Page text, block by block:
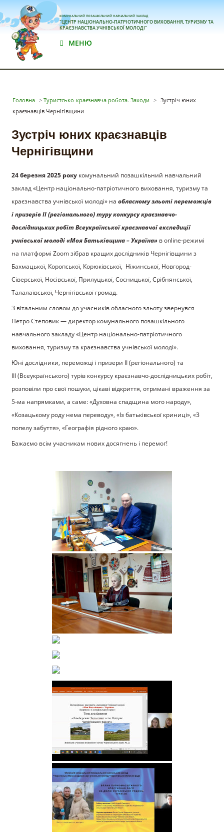
КОМУНАЛЬНИЙ ПОЗАШКІЛЬНИЙ НАВЧАЛЬНИЙ ЗАКЛАД
"ЦЕНТР НАЦІОНАЛЬНО-ПАТРІОТИЧНОГО ВИХОВАННЯ, ТУРИЗМУ ТА
КРАЄЗНАВСТВА УЧНІВСЬКОЇ МОЛОДІ"
МЕНЮ
Головна > Туристсько-краєзнавча робота. Заходи > Зустріч юних
краєзнавців Чернігівщини
Зустріч юних краєзнавців
Чернігівщини
24 березня 2025 року комунальний позашкільний навчальний
заклад «Центр національно-патріотичного виховання, туризму та
краєзнавства учнівської молоді» на обласному зльоті переможців
і призерів ІІ (регіонального) туру конкурсу краєзнавчо-
дослідницьких робіт Всеукраїнської краєзнавчої експедиції
учнівської молоді «Моя Батьківщина – Україна» в online-режимі
на платформі Zoom зібрав кращих дослідників Чернігівщини з
Бахмацької, Коропської, Корюківської, Ніжинської, Новгород-
Сіверської, Носівської, Прилуцької, Сосницької, Срібнянської,
Талалаївської, Чернігівської громад.
З вітальним словом до учасників обласного зльоту звернувся
Петро Степовик — директор комунального позашкільного
навчального закладу «Центр національно-патріотичного
виховання, туризму та краєзнавства учнівської молоді».
Юні дослідники, переможці і призери ІІ (регіонального) та
ІІІ (Всеукраїнського) турів конкурсу краєзнавчо-дослідницьких робіт,
розповіли про свої пошуки, цікаві відкриття, отримані враження за
5-ма напрямками, а саме: «Духовна спадщина мого народу»,
«Козацькому роду нема переводу», «Із батьківської криниці», «З
попелу забуття», «Географія рідного краю».
Бажаємо всім учасникам нових досягнень і перемог!